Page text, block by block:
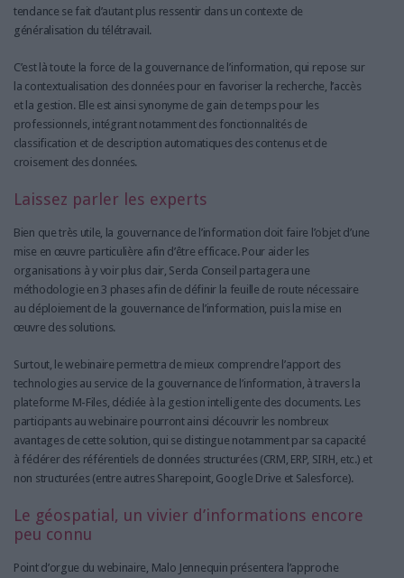
tendance se fait d’autant plus ressentir dans un contexte de
généralisation du télétravail.
C’est là toute la force de la gouvernance de l’information, qui repose sur
la contextualisation des données pour en favoriser la recherche, l’accès
et la gestion. Elle est ainsi synonyme de gain de temps pour les
professionnels, intégrant notamment des fonctionnalités de
classification et de description automatiques des contenus et de
croisement des données.
Laissez parler les experts
Bien que très utile, la gouvernance de l’information doit faire l’objet d’une
mise en œuvre particulière afin d’être efficace. Pour aider les
organisations à y voir plus clair, Serda Conseil partagera une
méthodologie en 3 phases afin de définir la feuille de route nécessaire
au déploiement de la gouvernance de l’information, puis la mise en
œuvre des solutions.
Surtout, le webinaire permettra de mieux comprendre l’apport des
technologies au service de la gouvernance de l’information, à travers la
plateforme M-Files, dédiée à la gestion intelligente des documents. Les
participants au webinaire pourront ainsi découvrir les nombreux
avantages de cette solution, qui se distingue notamment par sa capacité
à fédérer des référentiels de données structurées (CRM, ERP, SIRH, etc.) et
non structurées (entre autres Sharepoint, Google Drive et Salesforce).
Le géospatial, un vivier d’informations encore
peu connu
Point d’orgue du webinaire, Malo Jennequin présentera l’approche